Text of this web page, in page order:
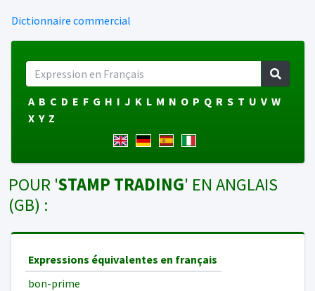
Dictionnaire commercial
A B C D E F G H I J K L M N O P Q R S T U V W
X Y Z
POUR 'STAMP TRADING' EN ANGLAIS
(GB) :
Expressions équivalentes en français
bon-prime